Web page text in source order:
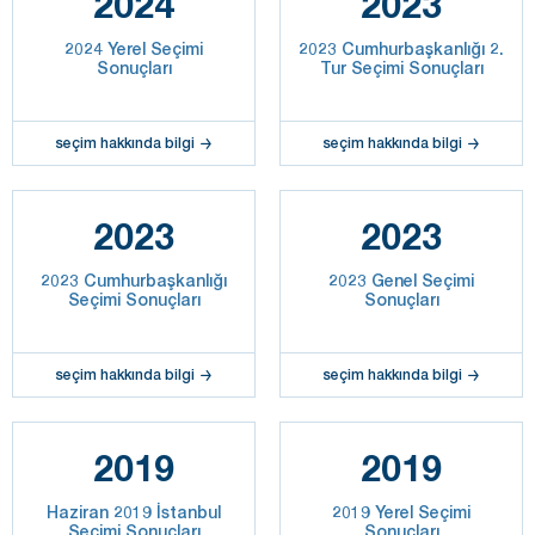
2024 Yerel Seçimi
Sonuçları
seçim hakkında bilgi
2023 Cumhurbaşkanlığı 2.
Tur Seçimi Sonuçları
seçim hakkında bilgi
2023
2023 Cumhurbaşkanlığı
Seçimi Sonuçları
seçim hakkında bilgi
2023
2023 Genel Seçimi
Sonuçları
seçim hakkında bilgi
2019
Haziran 2019 İstanbul
Seçimi Sonuçları
2019
2019 Yerel Seçimi
Sonuçları